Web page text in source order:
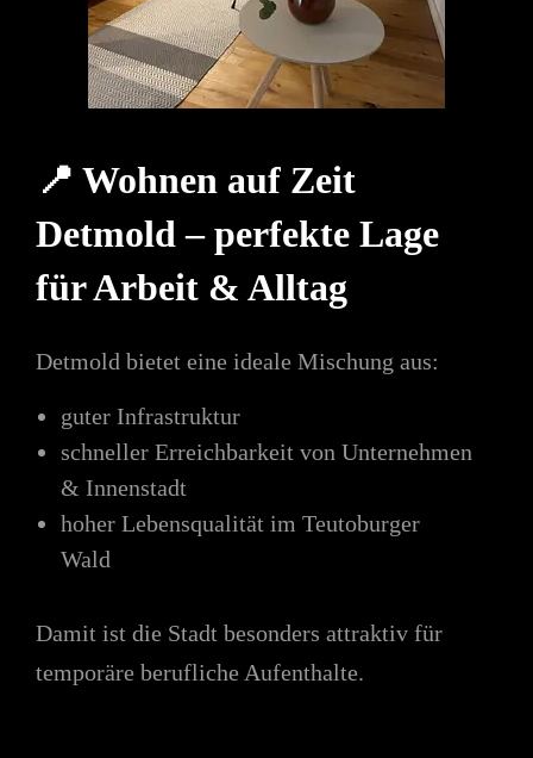
📍 Wohnen auf Zeit
Detmold – perfekte Lage
für Arbeit & Alltag
Detmold bietet eine ideale Mischung aus:
guter Infrastruktur
schneller Erreichbarkeit von Unternehmen
& Innenstadt
hoher Lebensqualität im Teutoburger
Wald
Damit ist die Stadt besonders attraktiv für
temporäre berufliche Aufenthalte.